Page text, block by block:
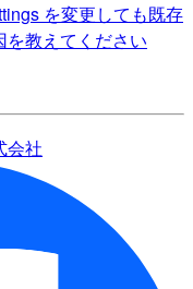
を変更しても既存
教えてください
会社